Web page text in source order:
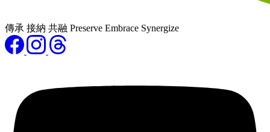
傳承 接納 共融 Preserve Embrace Synergize